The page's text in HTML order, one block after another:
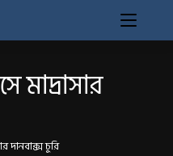
মাদ্রাসার
দানবাক্স চুরি